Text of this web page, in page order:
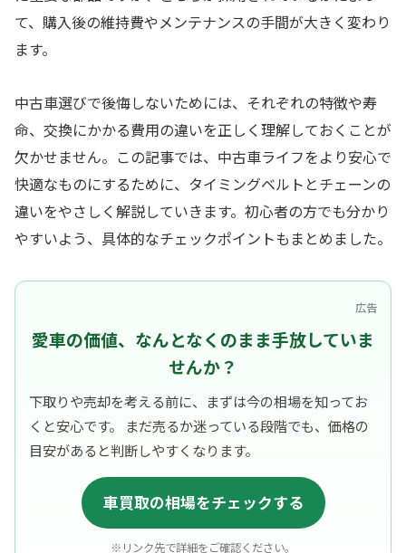
て、購入後の維持費やメンテナンスの手間が大きく変わり
ます。
中古車選びで後悔しないためには、それぞれの特徴や寿
命、交換にかかる費用の違いを正しく理解しておくことが
欠かせません。この記事では、中古車ライフをより安心で
快適なものにするために、タイミングベルトとチェーンの
違いをやさしく解説していきます。初心者の方でも分かり
やすいよう、具体的なチェックポイントもまとめました。
広告
愛車の価値、なんとなくのまま手放していま
せんか？
下取りや売却を考える前に、まずは今の相場を知ってお
くと安心です。 まだ売るか迷っている段階でも、価格の
目安があると判断しやすくなります。
車買取の相場をチェックする
※リンク先で詳細をご確認ください。